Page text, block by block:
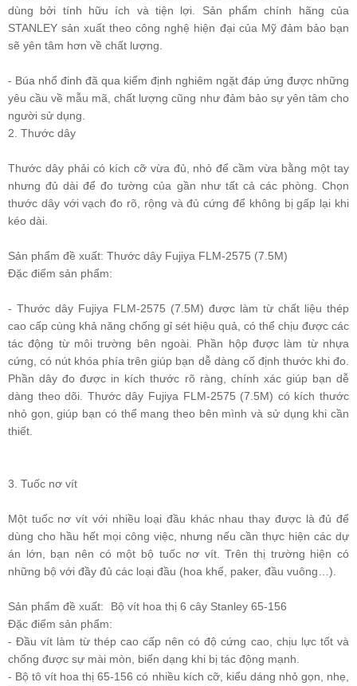
dùng bởi tính hữu ích và tiện lợi. Sản phẩm chính hãng của
STANLEY sản xuất theo công nghệ hiện đại của Mỹ đảm bảo bạn
sẽ yên tâm hơn về chất lượng.
- Búa nhổ đinh đã qua kiểm định nghiêm ngặt đáp ứng được những
yêu cầu về mẫu mã, chất lượng cũng như đảm bảo sự yên tâm cho
người sử dụng.
2. Thước dây
Thước dây phải có kích cỡ vừa đủ, nhỏ để cầm vừa bằng một tay
nhưng đủ dài để đo tường của gần như tất cả các phòng. Chọn
thước dây với vạch đo rõ, rộng và đủ cứng để không bị gấp lại khi
kéo dài.
Sản phẩm đề xuất: Thước dây Fujiya FLM-2575 (7.5M)
Đặc điểm sản phẩm:
- Thước dây Fujiya FLM-2575 (7.5M) được làm từ chất liệu thép
cao cấp cùng khả năng chống gỉ sét hiệu quả, có thể chịu được các
tác động từ môi trường bên ngoài. Phần hộp được làm từ nhựa
cứng, có nút khóa phía trên giúp bạn dễ dàng cố định thước khi đo.
Phần dây đo được in kích thước rõ ràng, chính xác giúp bạn dễ
dàng theo dõi. Thước dây Fujiya FLM-2575 (7.5M) có kích thước
nhỏ gọn, giúp bạn có thể mang theo bên mình và sử dụng khi cần
thiết.
3. Tuốc nơ vít
Một tuốc nơ vít với nhiều loại đầu khác nhau thay được là đủ để
dùng cho hầu hết mọi công việc, nhưng nếu cần thực hiện các dự
án lớn, bạn nên có một bộ tuốc nơ vít. Trên thị trường hiện có
những bộ với đầy đủ các loại đầu (hoa khế, paker, đầu vuông…).
Sản phẩm đề xuất:
Bộ vít hoa thị 6 cây Stanley 65-156
Đặc điểm sản phẩm:
- Đầu vít làm từ thép cao cấp nên có độ cứng cao, chịu lực tốt và
chống được sự mài mòn, biến dạng khi bị tác động mạnh.
- Bộ tô vít hoa thị 65-156 có nhiều kích cỡ, kiểu dáng nhỏ gọn, nhẹ,